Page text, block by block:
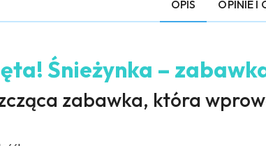
OPIS OPINIE I
Śnieżynka –
zabawka, która